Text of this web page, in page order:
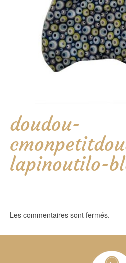
doudou-
lapinoutilo-
Les commentaires sont fermés.